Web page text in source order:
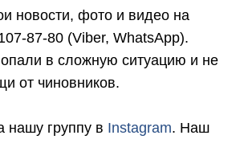
новости, фото и видео на
87-80 (Viber, WhatsApp).
в сложную ситуацию и не
от чиновников.
нашу группу в Instagram. Наш